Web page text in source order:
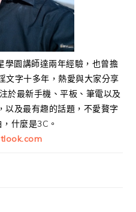
學園講師達兩年經驗，也曾擔
文字十多年，熱愛與大家分享
於最新手機、平板、筆電以及
以及最有趣的話題，不愛贅字
什麼是3C。